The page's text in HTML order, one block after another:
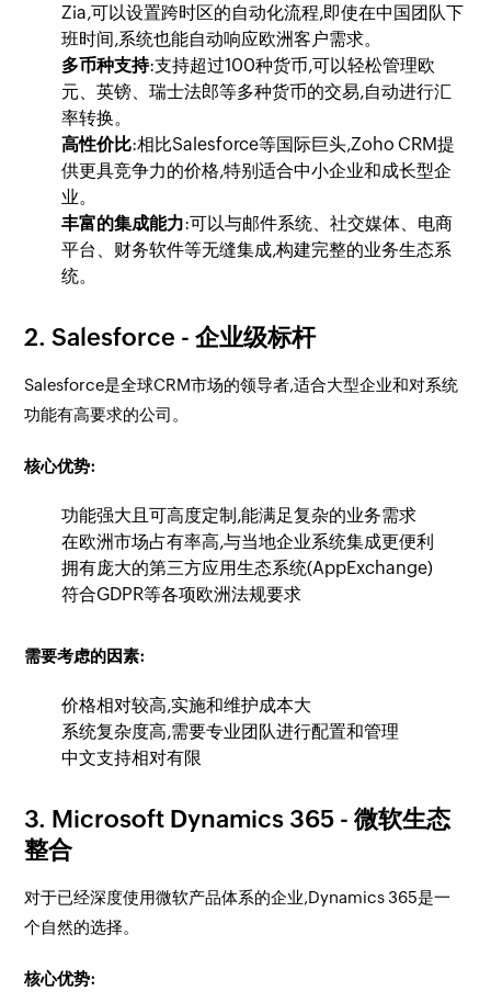
Zia,可以设置跨时区的自动化流程,即使在中国团队下
班时间,系统也能自动响应欧洲客户需求。
多币种支持:支持超过100种货币,可以轻松管理欧
元、英镑、瑞士法郎等多种货币的交易,自动进行汇
率转换。
高性价比:相比Salesforce等国际巨头,Zoho CRM提
供更具竞争力的价格,特别适合中小企业和成长型企
业。
丰富的集成能力:可以与邮件系统、社交媒体、电商
平台、财务软件等无缝集成,构建完整的业务生态系
统。
2. Salesforce - 企业级标杆
Salesforce是全球CRM市场的领导者,适合大型企业和对系统
功能有高要求的公司。
核心优势:
功能强大且可高度定制,能满足复杂的业务需求
在欧洲市场占有率高,与当地企业系统集成更便利
拥有庞大的第三方应用生态系统(AppExchange)
符合GDPR等各项欧洲法规要求
需要考虑的因素:
价格相对较高,实施和维护成本大
系统复杂度高,需要专业团队进行配置和管理
中文支持相对有限
3. Microsoft Dynamics 365 - 微软生态
整合
对于已经深度使用微软产品体系的企业,Dynamics 365是一
个自然的选择。
核心优势: